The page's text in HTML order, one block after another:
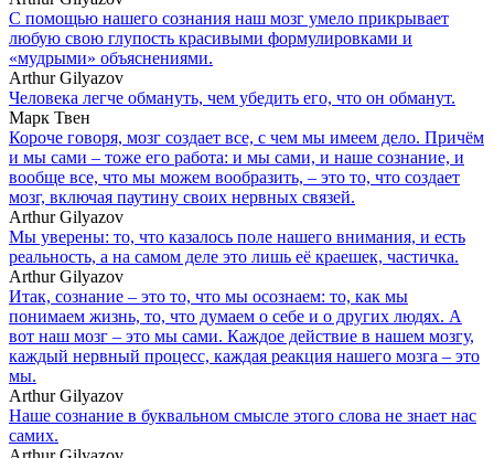
С помощью нашего сознания наш мозг умело прикрывает
любую свою глупость красивыми формулировками и
«мудрыми» объяснениями.
Arthur Gilyazov
Человека легче обмануть, чем убедить его, что он обманут.
Марк Твен
Короче говоря, мозг создает все, с чем мы имеем дело. Причём
и мы сами – тоже его работа: и мы сами, и наше сознание, и
вообще все, что мы можем вообразить, – это то, что создает
мозг, включая паутину своих нервных связей.
Arthur Gilyazov
Мы уверены: то, что казалось поле нашего внимания, и есть
реальность, а на самом деле это лишь её краешек, частичка.
Arthur Gilyazov
Итак, сознание – это то, что мы осознаем: то, как мы
понимаем жизнь, то, что думаем о себе и о других людях. А
вот наш мозг – это мы сами. Каждое действие в нашем мозгу,
каждый нервный процесс, каждая реакция нашего мозга – это
мы.
Arthur Gilyazov
Наше сознание в буквальном смысле этого слова не знает нас
самих.